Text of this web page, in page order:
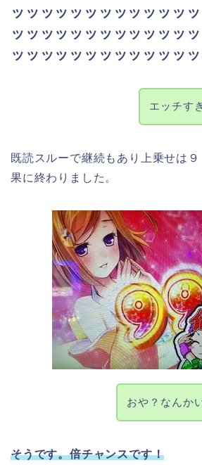
ッッッッッッッッッッッッ
ッッッッッッッッッッッッ
ッッッッッッッッッッッッ
エッチす
既読スルーで継続もあり上乗せは
果に終わりました。
おや？なんか
そうです。倍チャンスです！